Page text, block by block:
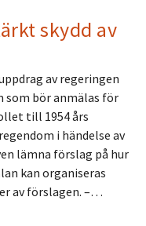
skydd av
av regeringen
bör anmälas för
till 1954 års
i händelse av
lämna förslag på hur
kan organiseras
av förslagen. –…